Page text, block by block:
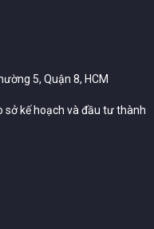
5, Quận 8, HCM
sở kế hoạch và đầu tư thành